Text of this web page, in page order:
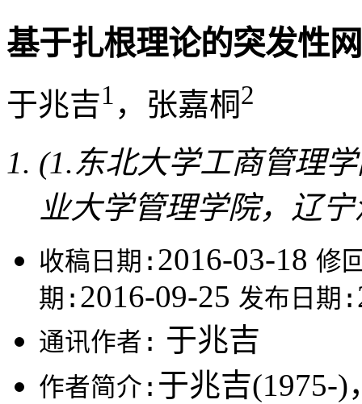
基于扎根理论的突发性
于兆吉1 ，张嘉桐2
(1.东北大学工商管理
业大学管理学院，辽宁
收稿日期: 2016-03-18 修
期: 2016-09-25 发布日期:
通讯作者: 于兆吉
作者简介: 于兆吉(1975-